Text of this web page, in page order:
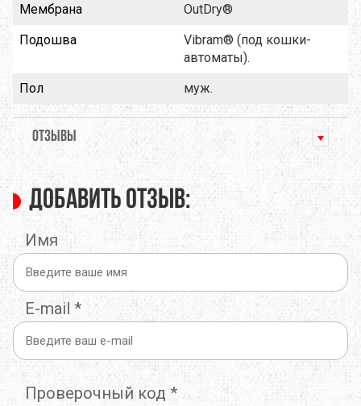
Мембрана
OutDry®
Подошва
Vibram® (под кошки-
автоматы).
Пол
муж.
ОТЗЫВЫ
Добавить отзыв:
Имя
E-mail *
Проверочный код *